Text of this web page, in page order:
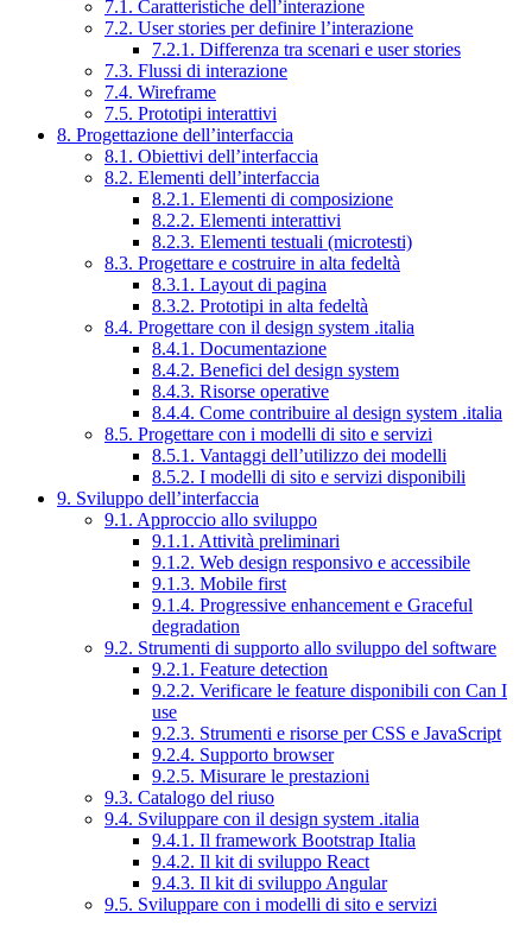
7.1. Caratteristiche dell’interazione
7.2. User stories per definire l’interazione
7.2.1. Differenza tra scenari e user stories
7.3. Flussi di interazione
7.4. Wireframe
7.5. Prototipi interattivi
8. Progettazione dell’interfaccia
8.1. Obiettivi dell’interfaccia
8.2. Elementi dell’interfaccia
8.2.1. Elementi di composizione
8.2.2. Elementi interattivi
8.2.3. Elementi testuali (microtesti)
8.3. Progettare e costruire in alta fedeltà
8.3.1. Layout di pagina
8.3.2. Prototipi in alta fedeltà
8.4. Progettare con il design system .italia
8.4.1. Documentazione
8.4.2. Benefici del design system
8.4.3. Risorse operative
8.4.4. Come contribuire al design system .italia
8.5. Progettare con i modelli di sito e servizi
8.5.1. Vantaggi dell’utilizzo dei modelli
8.5.2. I modelli di sito e servizi disponibili
9. Sviluppo dell’interfaccia
9.1. Approccio allo sviluppo
9.1.1. Attività preliminari
9.1.2. Web design responsivo e accessibile
9.1.3. Mobile first
9.1.4. Progressive enhancement e Graceful
degradation
9.2. Strumenti di supporto allo sviluppo del software
9.2.1. Feature detection
9.2.2. Verificare le feature disponibili con Can I
use
9.2.3. Strumenti e risorse per CSS e JavaScript
9.2.4. Supporto browser
9.2.5. Misurare le prestazioni
9.3. Catalogo del riuso
9.4. Sviluppare con il design system .italia
9.4.1. Il framework Bootstrap Italia
9.4.2. Il kit di sviluppo React
9.4.3. Il kit di sviluppo Angular
9.5. Sviluppare con i modelli di sito e servizi